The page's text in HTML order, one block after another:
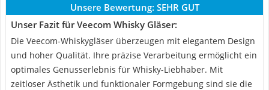
Unsere Bewertung: SEHR GUT
Unser Fazit für Veecom Whisky Gläser:
Die Veecom-Whiskygläser überzeugen mit elegantem Design
und hoher Qualität. Ihre präzise Verarbeitung ermöglicht ein
optimales Genusserlebnis für Whisky-Liebhaber. Mit
zeitloser Ästhetik und funktionaler Formgebung sind sie die